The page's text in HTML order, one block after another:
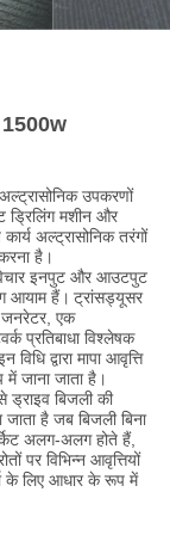
1500w
उपकरणों
ड्रिलिंग मशीन और
अल्ट्रासोनिक तरंगों
है।
इनपुट और आउटपुट
आयाम हैं। ट्रांसड्यूसर
जनरेटर, एक
प्रतिबाधा विश्लेषक
द्वारा मापा आवृत्ति
जाना जाता है।
बिजली की
है जब बिजली बिना
अलग-अलग होते हैं,
पर विभिन्न आवृत्तियों
के लिए आधार के रूप में